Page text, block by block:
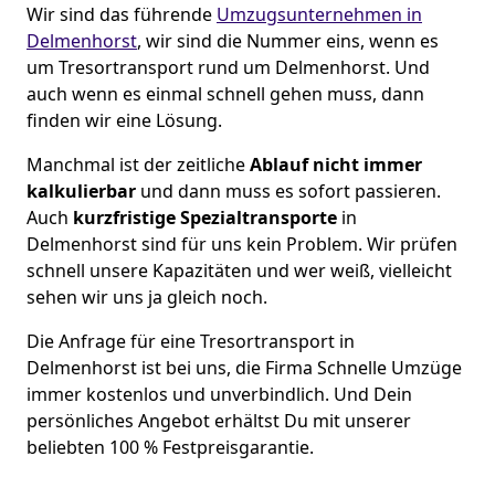
Wir sind das führende Umzugsunternehmen in
Delmenhorst, wir sind die Nummer eins, wenn es
um Tresortransport rund um Delmenhorst. Und
auch wenn es einmal schnell gehen muss, dann
finden wir eine Lösung.
Manchmal ist der zeitlicheAblauf nicht immer
kalkulierbar und dann muss es sofort passieren.
Auch kurzfristigeSpezialtransporte in
Delmenhorst sind für uns kein Problem. Wir prüfen
schnell unsere Kapazitäten und wer weiß, vielleicht
sehen wir uns ja gleich noch.
Die Anfrage für eine Tresortransport in
Delmenhorst ist bei uns, die Firma Schnelle Umzüge
immer kostenlos und unverbindlich. Und Dein
persönliches Angebot erhältst Du mit unserer
beliebten 100 % Festpreisgarantie.